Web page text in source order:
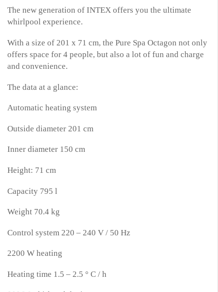
The new generation of INTEX offers you the ultimate
whirlpool experience.
With a size of 201 x 71 cm, the Pure Spa Octagon not only
offers space for 4 people, but also a lot of fun and charge
and convenience.
The data at a glance:
Automatic heating system
Outside diameter 201 cm
Inner diameter 150 cm
Height: 71 cm
Capacity 795 l
Weight 70.4 kg
Control system 220 – 240 V / 50 Hz
2200 W heating
Heating time 1.5 – 2.5 ° C / h